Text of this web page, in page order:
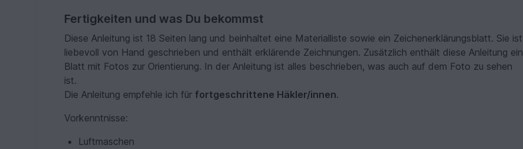
Fertigkeiten und was Du bekommst
Diese Anleitung ist 18 Seiten lang und beinhaltet eine Materialliste sowie ein Zeichenerklärungsblatt. Sie ist
liebevoll von Hand geschrieben und enthält erklärende Zeichnungen. Zusätzlich enthält diese Anleitung ein
Blatt mit Fotos zur Orientierung. In der Anleitung ist alles beschrieben, was auch auf dem Foto zu sehen
ist.
Die Anleitung empfehle ich fürfortgeschrittene Häkler/innen.
Vorkenntnisse:
Luftmaschen